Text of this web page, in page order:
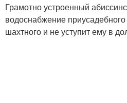
Грамотно устроенный
водоснабжение
шахтного и не уступит ему в